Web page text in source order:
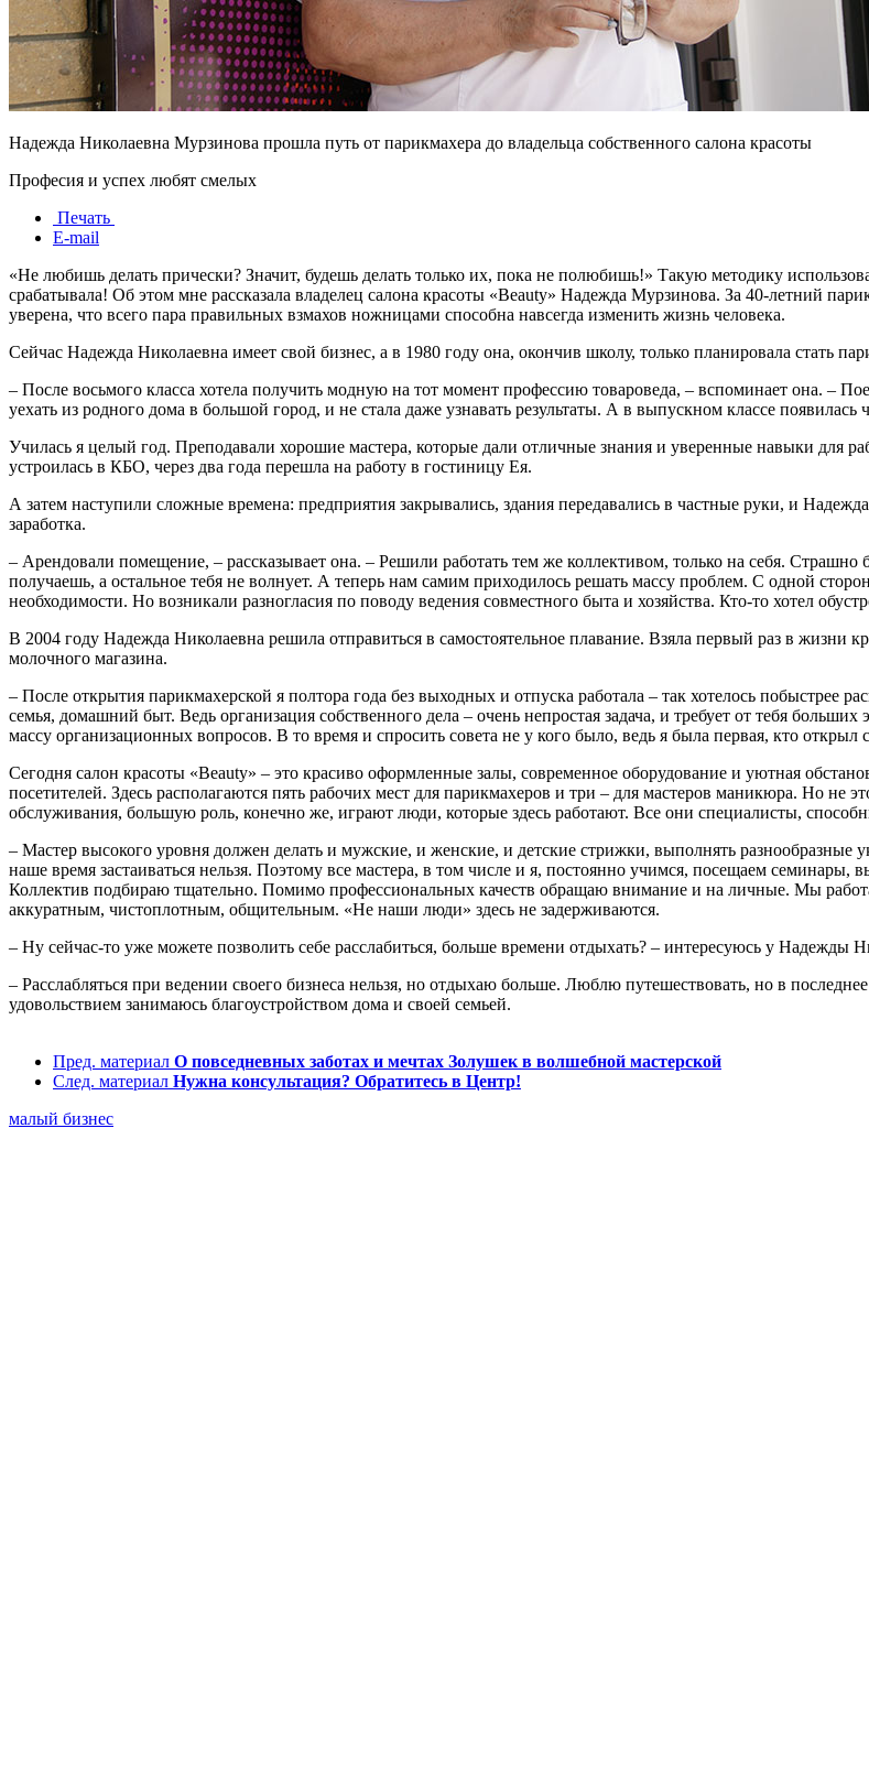
Надежда Николаевна Мурзинова прошла путь от парикмахера до владельца собственного салона красоты
Професия и успех любят смелых
Печать
E-mail
«Не любишь делать прически? Значит, будешь делать только их, пока не полюбишь!» Такую методику
срабатывала! Об этом мне рассказала владелец салона красоты «Beauty» Надежда Мурзинова. За 40-летний
уверена, что всего пара правильных взмахов ножницами способна навсегда изменить жизнь человека.
Сейчас Надежда Николаевна имеет свой бизнес, а в 1980 году она, окончив школу, только планировала стать
– После восьмого класса хотела получить модную на тот момент профессию товароведа, – вспоминает она. –
уехать из родного дома в большой город, и не стала даже узнавать результаты. А в выпускном классе появилась
Училась я целый год. Преподавали хорошие мастера, которые дали отличные знания и уверенные навыки для
устроилась в КБО, через два года перешла на работу в гостиницу Ея.
А затем наступили сложные времена: предприятия закрывались, здания передавались в частные руки, и
заработка.
– Арендовали помещение, – рассказывает она. – Решили работать тем же коллективом, только на себя.
получаешь, а остальное тебя не волнует. А теперь нам самим приходилось решать массу проблем. С одной
необходимости. Но возникали разногласия по поводу ведения совместного быта и хозяйства. Кто-то хотел
В 2004 году Надежда Николаевна решила отправиться в самостоятельное плавание. Взяла первый раз в жизни
молочного магазина.
– После открытия парикмахерской я полтора года без выходных и отпуска работала – так хотелось побыстрее
семья, домашний быт. Ведь организация собственного дела – очень непростая задача, и требует от тебя
массу организационных вопросов. В то время и спросить совета не у кого было, ведь я была первая, кто
Сегодня салон красоты «Beauty» – это красиво оформленные залы, современное оборудование и уютная
посетителей. Здесь располагаются пять рабочих мест для парикмахеров и три – для мастеров маникюра. Но не
обслуживания, большую роль, конечно же, играют люди, которые здесь работают. Все они специалисты,
– Мастер высокого уровня должен делать и мужские, и женские, и детские стрижки, выполнять разнообразные
наше время застаиваться нельзя. Поэтому все мастера, в том числе и я, постоянно учимся, посещаем
Коллектив подбираю тщательно. Помимо профессиональных качеств обращаю внимание и на личные. Мы
аккуратным, чистоплотным, общительным. «Не наши люди» здесь не задерживаются.
– Ну сейчас-то уже можете позволить себе расслабиться, больше времени отдыхать? – интересуюсь у Надежды
– Расслабляться при ведении своего бизнеса нельзя, но отдыхаю больше. Люблю путешествовать, но в
удовольствием занимаюсь благоустройством дома и своей семьей.
Пред. материал О повседневных заботах и мечтах Золушек в волшебной мастерской
След. материал Нужна консультация? Обратитесь в Центр!
малый бизнес